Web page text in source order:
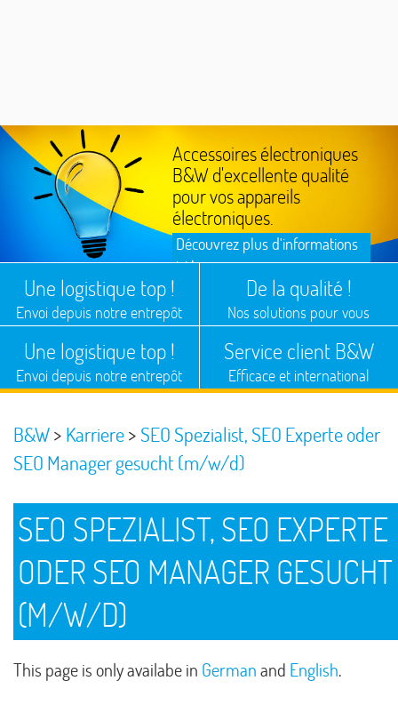
Accessoires électroniques
B&W d'excellente qualité
pour vos appareils
électroniques.
Découvrez plus d'informations
ici !
Une logistique top !
Envoi depuis notre entrepôt
De la qualité !
Nos solutions pour vous
Une logistique top !
Envoi depuis notre entrepôt
Service client B&W
Efficace et international
B&W> Karriere> SEO Spezialist, SEO Experte oder
SEO Manager gesucht (m/w/d)
SEO SPEZIALIST, SEO EXPERTE
ODER SEO MANAGER GESUCHT
(M/W/D)
This page is only availabe in Germanand English.